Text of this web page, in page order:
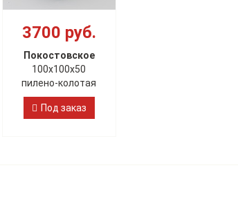
3700 руб.
Покостовское
100х100х50
пилено-колотая
Под заказ